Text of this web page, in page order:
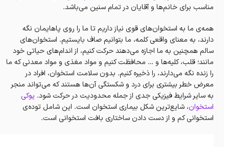
مناسب برای خانم‌ها و آقایان در تمام سنین می‌باشد.
همه‌ی ما به استخوان‌های قوی نیاز داریم تا ما را روی پاهایمان نگه
دارند، به معنای واقعی کلمه، ما بتوانیم صاف بایستیم. استخوان‌های
سالم همچنین به ما اجازه می‌دهند حرکت کنیم، از اندام‌های حیاتی خود
مانند؛ قلب، کلیه‌ها و … محافظت کنیم و مواد مغذی و مواد معدنی که ما
را زنده نگه می‌دارند، را ذخیره کنیم. بدون سلامت استخوان، افراد در
معرض خطر بیشتری برای درد و شکستگی آن‌ها هستند که می‌تواند منجر
به سایر شرایط فیزیکی جدی از جمله محدودیت در حرکت شود. پوکی
استخوان، شایع‌ترین شکل بیماری استخوان است. این شامل توده‌ی
استخوانی کم و از دست دادن ساختاری بافت استخوانی است.